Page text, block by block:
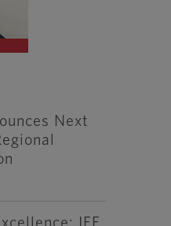
Next
IFE